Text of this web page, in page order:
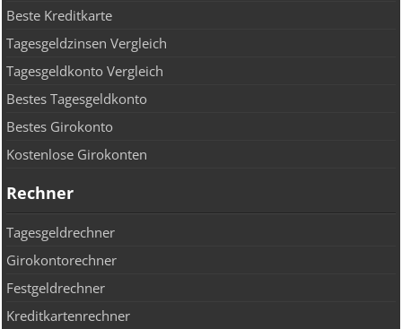
Beste Kreditkarte
Tagesgeldzinsen Vergleich
Tagesgeldkonto Vergleich
Bestes Tagesgeldkonto
Bestes Girokonto
Kostenlose Girokonten
Rechner
Tagesgeldrechner
Girokontorechner
Festgeldrechner
Kreditkartenrechner